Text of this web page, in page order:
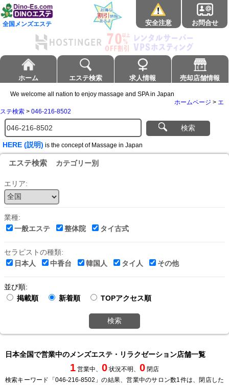
全国メンズエステ 安全注意 お問合せ
ホーム エステ検索 求人情報 売却店舗情報
We welcome all nation to enjoy massage and SPA in Japan
ホームページ > エ
ステ検索 > 046-216-8502
検索
HERE (説明) is the concept of Massage in Japan
エステ検索 カテゴリー別
エリア:
業種:
一般エステ
整体院 タイ古式
セラピストの種類:
日本人
中香台 韓国人 タイ人 その他
並び順:
掲載順
新着順 TOPアクセス順
検索
日本全国で営業中のメンズエステ・リラクゼーション店舗一覧
1 営業中、 0 状況不明、 0 閉店
検索キーワード「046-216-8502」の結果、営業中のサロン数1件は、閉店した